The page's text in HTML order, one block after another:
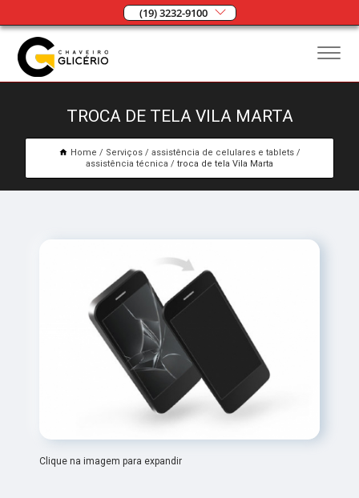
(19) 3232-9100
TROCA DE TELA VILA MARTA
Home Serviços
assistência de celulares e tablets
assistência técnica
troca de tela Vila Marta
Clique na imagem para expandir